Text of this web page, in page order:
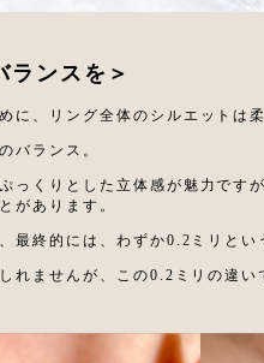
ランスを＞
に、リング全体のシルエットは
バランス。
っくりとした立体感が魅力です
があります。
最終的には、わずか0.2ミリとい
れませんが、この0.2ミリの違